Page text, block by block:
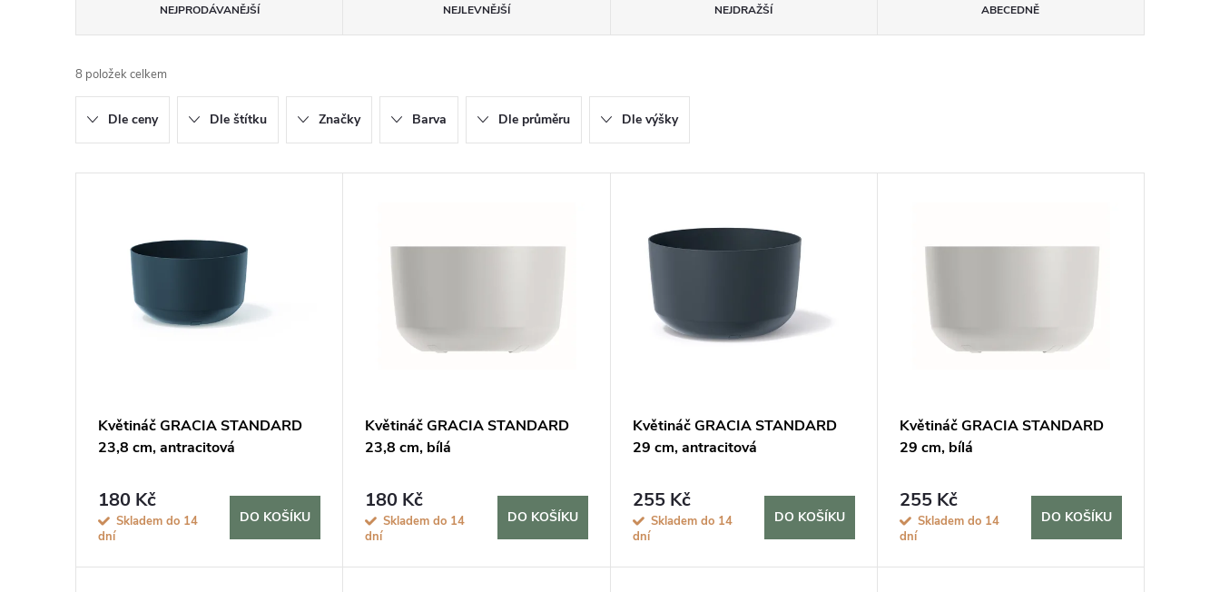
a
z
e
n
NEJPRODÁVANĚJŠÍ NEJLEVNĚJŠÍ NEJDRAŽŠÍ ABECEDNĚ
8 položek celkem
Dle ceny Dle štítku Značky Barva Dle průměru Dle výšky
d
Květináč GRACIA STANDARD
23,8 cm, antracitová
180 Kč
Skladem do 14
dní
DO KOŠÍKU
Květináč GRACIA STANDARD
23,8 cm, bílá
180 Kč
Skladem do 14
dní
DO KOŠÍKU
Květináč GRACIA STANDARD
29 cm, antracitová
255 Kč
Skladem do 14
dní
DO KOŠÍKU
Květináč GRACIA STANDARD
29 cm, bílá
255 Kč
Skladem do 14
dní
DO KOŠÍKU